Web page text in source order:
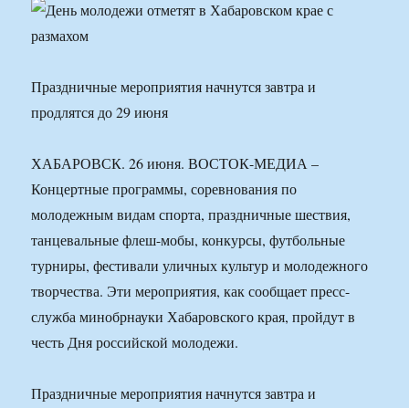
Праздничные мероприятия начнутся завтра и
продлятся до 29 июня
ХАБАРОВСК. 26 июня. ВОСТОК-МЕДИА –
Концертные программы, соревнования по
молодежным видам спорта, праздничные шествия,
танцевальные флеш-мобы, конкурсы, футбольные
турниры, фестивали уличных культур и молодежного
творчества. Эти мероприятия, как сообщает пресс-
служба минобрнауки Хабаровского края, пройдут в
честь Дня российской молодежи.
Праздничные мероприятия начнутся завтра и